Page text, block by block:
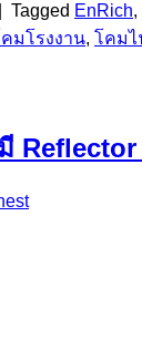
Tagged EnRich,
มโรงงาน, โคมไ